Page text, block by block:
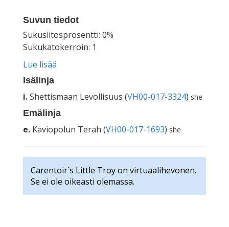
Suvun tiedot
Sukusiitosprosentti: 0%
Sukukatokerroin: 1
Lue lisää
Isälinja
i.Shettismaan Levollisuus (VH00-017-3324) she
Emälinja
e. Kaviopolun Terah (VH00-017-1693) she
Carentoir´s Little Troy on virtuaalihevonen.
Se ei ole oikeasti olemassa.